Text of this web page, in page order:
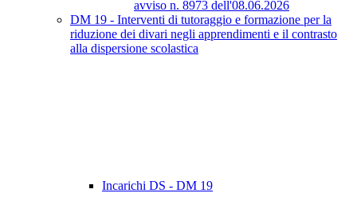
avviso n. 8973 dell'08.06.2026
DM 19 - Interventi di tutoraggio e formazione per la
riduzione dei divari negli apprendimenti e il contrasto
alla dispersione scolastica
Incarichi DS - DM 19